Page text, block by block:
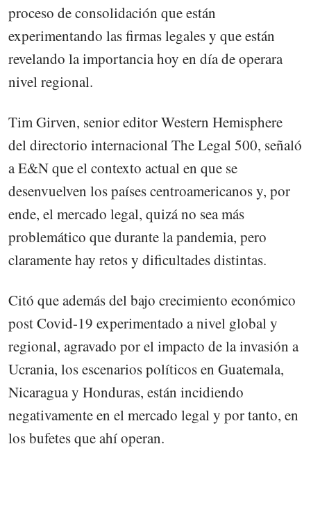
proceso de consolidación que están
experimentando las firmas legales y que están
revelando la importancia hoy en día de operara
nivel regional.
Tim Girven, senior editor Western Hemisphere
del directorio internacional The Legal 500, señaló
a E&N que el contexto actual en que se
desenvuelven los países centroamericanos y, por
ende, el mercado legal, quizá no sea más
problemático que durante la pandemia, pero
claramente hay retos y dificultades distintas.
Citó que además del bajo crecimiento económico
post Covid-19 experimentado a nivel global y
regional, agravado por el impacto de la invasión a
Ucrania, los escenarios políticos en Guatemala,
Nicaragua y Honduras, están incidiendo
negativamente en el mercado legal y por tanto, en
los bufetes que ahí operan.